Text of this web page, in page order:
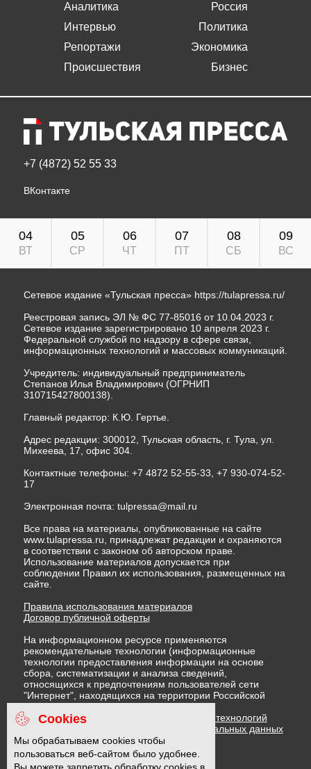
Аналитика
Интервью
Репортажи
Происшествия
Россия
Политика
Экономика
Бизнес
+7 (4872) 52 55 33
ВКонтакте
04
ВТ
05
СР
06
ЧТ
07
ПТ
08
СБ
09
ВС
Сетевое издание «Тульская пресса» https://tulapressa.ru/
Реестровая запись ЭЛ № ФС 77-85016 от 10.04.2023 г.
Сетевое издание зарегистрировано 10 апреля 2023 г.
Федеральной службой по надзору в сфере связи,
информационных технологий и массовых коммуникаций.
Учредитель: индивидуальный предприниматель
Степанов Илья Владимирович (ОГРНИП
310715427800138).
Главный редактор: К.Ю. Гертье.
Адрес редакции: 300012, Тульская область, г. Тула, ул.
Михеева, 17, офис 304.
Контактные телефоны: +7 4872 52-55-33, +7 930-074-52-
17
Электронная почта: tulpressa@mail.ru
Все права на материалы, опубликованные на сайте
www.tulapressa.ru, принадлежат редакции и охраняются
в соответствии с законом об авторском праве.
Использование материалов допускается при
соблюдении Правил их использования, размещенных на
сайте.
Правила использования материалов
Договор публичной оферты
На информационном ресурсе применяются
рекомендательные технологии (информационные
технологии предоставления информации на основе
сбора, систематизации и анализа сведений,
относящихся к предпочтениям пользователей сети
"Интернет", находящихся на территории Российской
Федерации)
Правила применения рекомендательных технологий
Политика в отношении обработки персональных данных
Политика обработки файлов cookie
Cookies
Мы обрабатываем cookies чтобы
пользоваться веб-сайтом было удобнее.